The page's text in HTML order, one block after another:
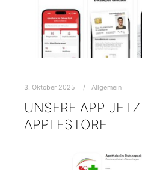
3. Oktober 2025 Allgemein
UNSERE APP
APPLESTORE